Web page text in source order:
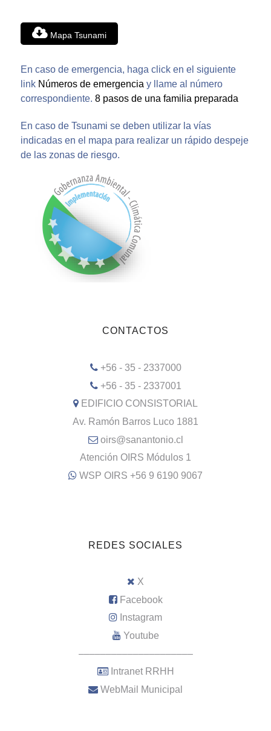
Mapa Tsunami
En caso de emergencia, haga click en el siguiente
link Números de emergencia y llame al número
correspondiente. 8 pasos de una familia preparada
En caso de Tsunami se deben utilizar la vías
indicadas en el mapa para realizar un rápido despeje
de las zonas de riesgo.
CONTACTOS
+56 - 35 - 2337000
+56 - 35 - 2337001
EDIFICIO CONSISTORIAL
Av. Ramón Barros Luco 1881
oirs@sanantonio.cl
Atención OIRS Módulos 1
WSP OIRS +56 9 6190 9067
REDES SOCIALES
X
Facebook
Instagram
Youtube
–––––––––––––––––––––
Intranet RRHH
WebMail Municipal